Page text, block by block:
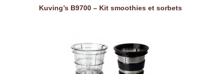
Kuving’s B9700 – Kit smoothies et sorbets